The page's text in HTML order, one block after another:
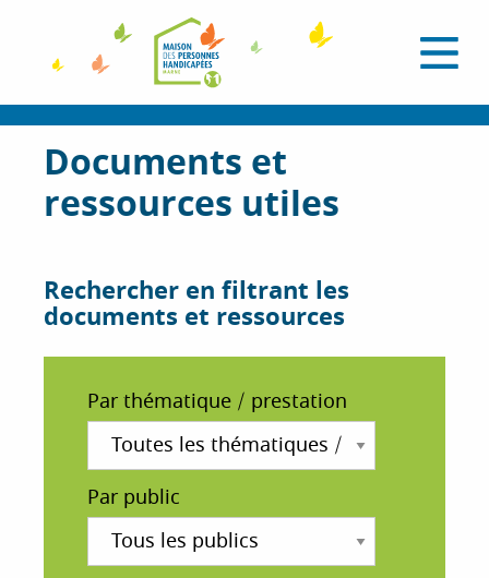
O
v
i
Documents et
ressources utiles
Rechercher en filtrant les
documents et ressources
Par thématique / prestation
Par public